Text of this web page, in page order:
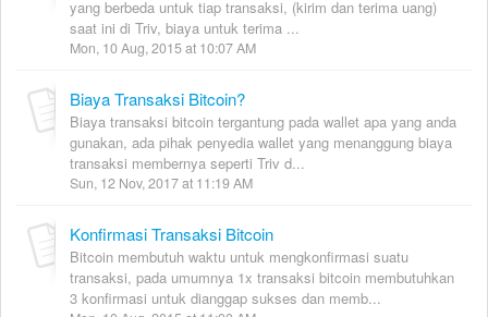
yang berbeda untuk tiap transaksi, (kirim dan terima uang)
saat ini di Triv, biaya untuk terima ...
Mon, 10 Aug, 2015 at 10:07 AM
Biaya Transaksi Bitcoin?
Biaya transaksi bitcoin tergantung pada wallet apa yang anda
gunakan, ada pihak penyedia wallet yang menanggung biaya
transaksi membernya seperti Triv d...
Sun, 12 Nov, 2017 at 11:19 AM
Konfirmasi Transaksi Bitcoin
Bitcoin membutuh waktu untuk mengkonfirmasi suatu
transaksi, pada umumnya 1x transaksi bitcoin membutuhkan
3 konfirmasi untuk dianggap sukses dan memb...